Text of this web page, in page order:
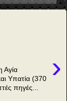
›
Αγία
Υπατία (370
πηγές...